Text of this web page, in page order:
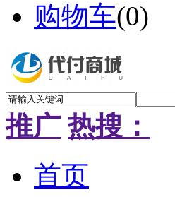
购物车(0)
推广 热搜：
首页